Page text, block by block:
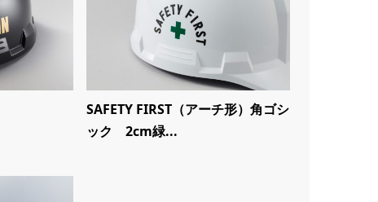
SAFETY FIRST（アーチ形）角ゴシ
ック 2cm緑...